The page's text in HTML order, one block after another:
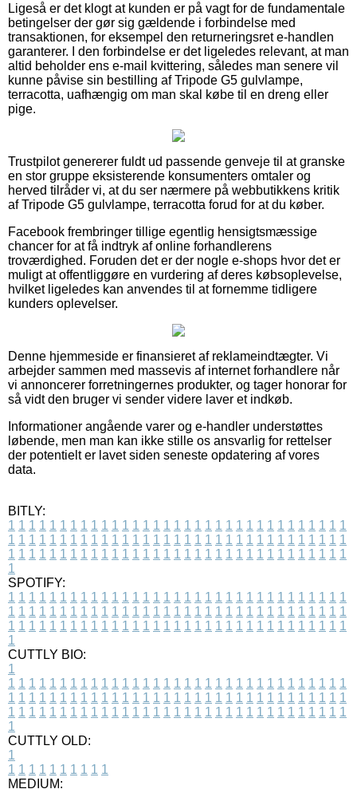
Ligeså er det klogt at kunden er på vagt for de fundamentale
betingelser der gør sig gældende i forbindelse med
transaktionen, for eksempel den returneringsret e-handlen
garanterer. I den forbindelse er det ligeledes relevant, at man
altid beholder ens e-mail kvittering, således man senere vil
kunne påvise sin bestilling af Tripode G5 gulvlampe,
terracotta, uafhængig om man skal købe til en dreng eller
pige.
Trustpilot genererer fuldt ud passende genveje til at granske
en stor gruppe eksisterende konsumenters omtaler og
herved tilråder vi, at du ser nærmere på webbutikkens kritik
af Tripode G5 gulvlampe, terracotta forud for at du køber.
Facebook frembringer tillige egentlig hensigtsmæssige
chancer for at få indtryk af online forhandlerens
troværdighed. Foruden det er der nogle e-shops hvor det er
muligt at offentliggøre en vurdering af deres købsoplevelse,
hvilket ligeledes kan anvendes til at fornemme tidligere
kunders oplevelser.
Denne hjemmeside er finansieret af reklameindtægter. Vi
arbejder sammen med massevis af internet forhandlere når
vi annoncerer forretningernes produkter, og tager honorar for
så vidt den bruger vi sender videre laver et indkøb.
Informationer angående varer og e-handler understøttes
løbende, men man kan ikke stille os ansvarlig for rettelser
der potentielt er lavet siden seneste opdatering af vores
data.
BITLY:
1 1 1 1 1 1 1 1 1 1 1 1 1 1 1 1 1 1 1 1 1 1 1 1 1 1 1 1 1 1 1 1 1
1 1 1 1 1 1 1 1 1 1 1 1 1 1 1 1 1 1 1 1 1 1 1 1 1 1 1 1 1 1 1 1 1
1 1 1 1 1 1 1 1 1 1 1 1 1 1 1 1 1 1 1 1 1 1 1 1 1 1 1 1 1 1 1 1 1
1
SPOTIFY:
1 1 1 1 1 1 1 1 1 1 1 1 1 1 1 1 1 1 1 1 1 1 1 1 1 1 1 1 1 1 1 1 1
1 1 1 1 1 1 1 1 1 1 1 1 1 1 1 1 1 1 1 1 1 1 1 1 1 1 1 1 1 1 1 1 1
1 1 1 1 1 1 1 1 1 1 1 1 1 1 1 1 1 1 1 1 1 1 1 1 1 1 1 1 1 1 1 1 1
1
CUTTLY BIO:
1
1 1 1 1 1 1 1 1 1 1 1 1 1 1 1 1 1 1 1 1 1 1 1 1 1 1 1 1 1 1 1 1 1
1 1 1 1 1 1 1 1 1 1 1 1 1 1 1 1 1 1 1 1 1 1 1 1 1 1 1 1 1 1 1 1 1
1 1 1 1 1 1 1 1 1 1 1 1 1 1 1 1 1 1 1 1 1 1 1 1 1 1 1 1 1 1 1 1 1
1
CUTTLY OLD:
1
1 1 1 1 1 1 1 1 1 1
MEDIUM: